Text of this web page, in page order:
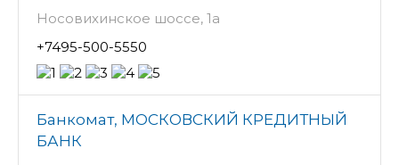
Носовихинское шоссе, 1а
+7495-500-5550
Банкомат, МОСКОВСКИЙ КРЕДИТНЫЙ
БАНК